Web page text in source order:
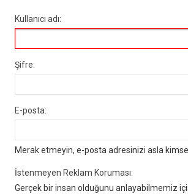
Kullanıcı adı:
Şifre:
E-posta:
Merak etmeyin, e-posta adresinizi asla
İstenmeyen Reklam Koruması:
Gerçek bir insan olduğunu anlayabilmemiz